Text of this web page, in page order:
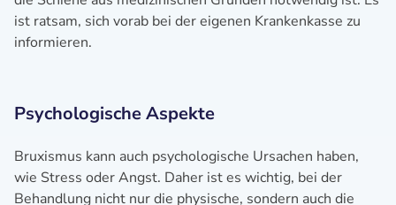
ist ratsam, sich vorab bei der eigenen Krankenkasse zu
informieren.
Psychologische Aspekte
Bruxismus kann auch psychologische Ursachen haben,
wie Stress oder Angst. Daher ist es wichtig, bei der
Behandlung nicht nur die physische, sondern auch die